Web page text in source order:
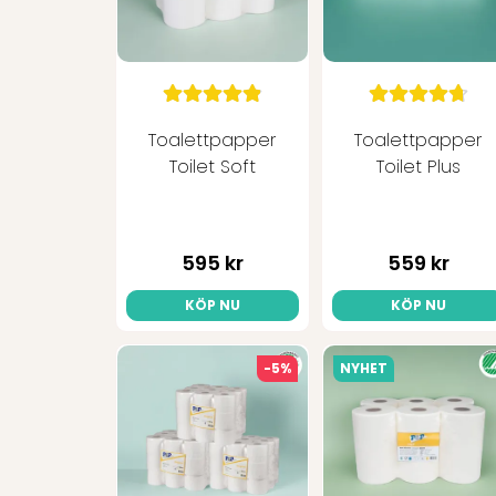
Toalettpapper
Toilet Soft
595 kr
KÖP NU
Toalettpapper
Toilet Plus
559 kr
KÖP NU
-5% NYHET